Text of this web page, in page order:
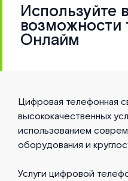
Используйте
возможности
Онлайм
Цифровая телефонная
высококачественных
использованием
оборудования и
Услуги цифровой